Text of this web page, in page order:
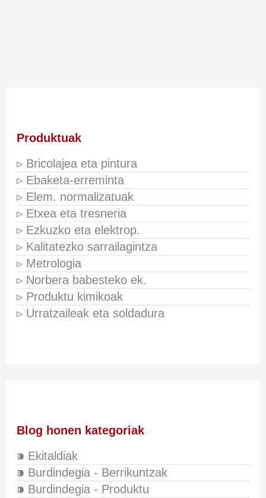
Produktuak
▹ Bricolajea eta pintura
▹ Ebaketa-erreminta
▹ Elem. normalizatuak
▹ Etxea eta tresneria
▹ Ezkuzko eta elektrop.
▹ Kalitatezko sarrailagintza
▹ Metrologia
▹ Norbera babesteko ek.
▹ Produktu kimikoak
▹ Urratzaileak eta soldadura
Blog honen kategoriak
⁍ Ekitaldiak
⁍ Burdindegia - Berrikuntzak
⁍ Burdindegia - Produktu